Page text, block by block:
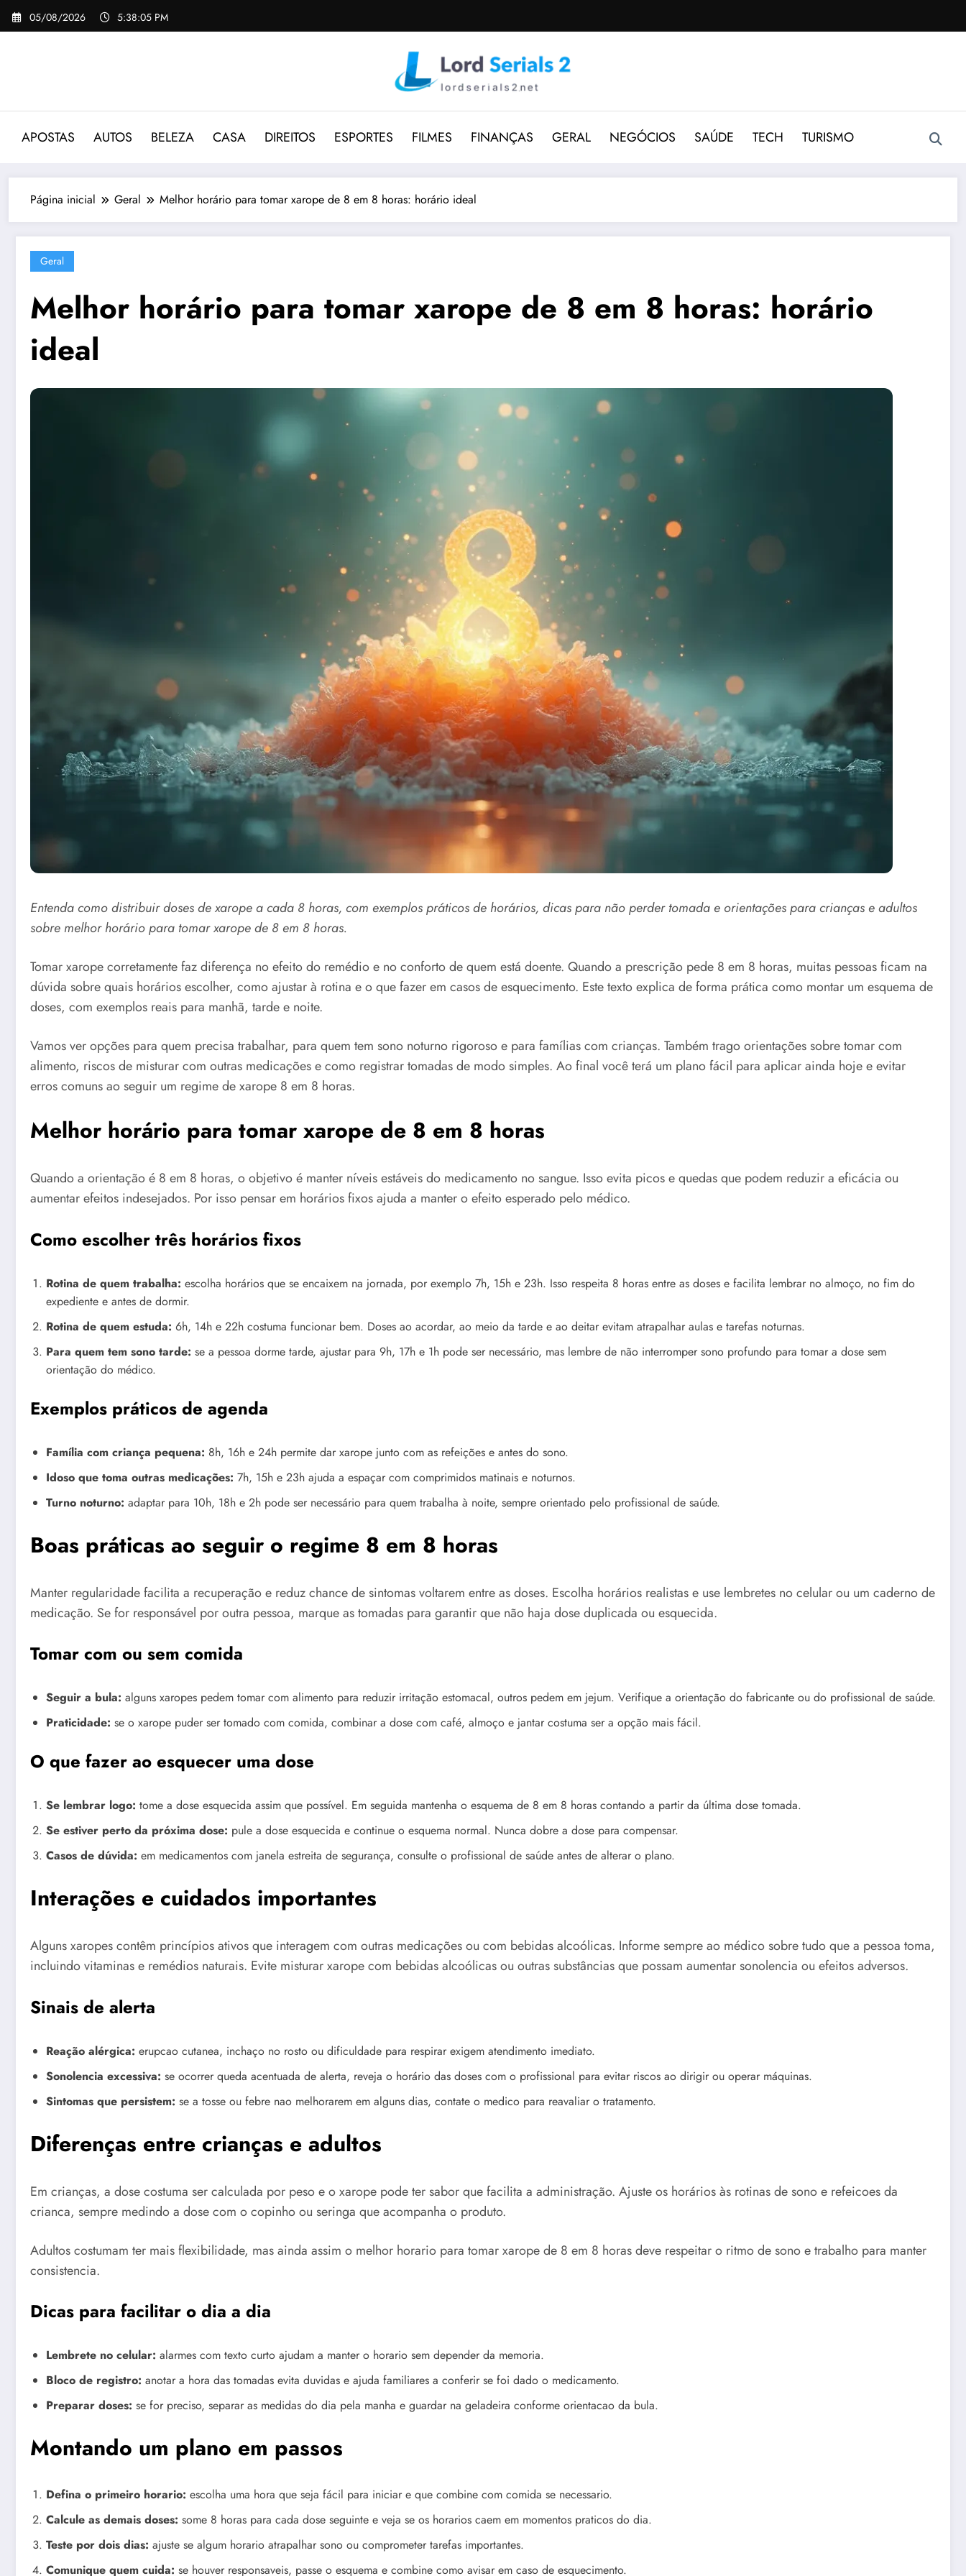
Pular
para
05/08/2026 5:38:06 PM
APOSTAS AUTOS BELEZA CASA DIREITOS ESPORTES FILMES FINANÇAS GERAL NEGÓCIOS SAÚDE TECH TURISMO
Página inicial Geral Melhor horário para tomar xarope de 8 em 8 horas: horário ideal
Geral
Melhor horário para tomar xarope de 8 em 8 horas: horário
ideal
Entenda como distribuir doses de xarope a cada 8 horas, com exemplos práticos de horários, dicas para não perder tomada e orientações para crianças e adultos
sobre melhor horário para tomar xarope de 8 em 8 horas.
Tomar xarope corretamente faz diferença no efeito do remédio e no conforto de quem está doente. Quando a prescrição pede 8 em 8 horas, muitas pessoas ficam na
dúvida sobre quais horários escolher, como ajustar à rotina e o que fazer em casos de esquecimento. Este texto explica de forma prática como montar um esquema de
doses, com exemplos reais para manhã, tarde e noite.
Vamos ver opções para quem precisa trabalhar, para quem tem sono noturno rigoroso e para famílias com crianças. Também trago orientações sobre tomar com
alimento, riscos de misturar com outras medicações e como registrar tomadas de modo simples. Ao final você terá um plano fácil para aplicar ainda hoje e evitar
erros comuns ao seguir um regime de xarope 8 em 8 horas.
Melhor horário para tomar xarope de 8 em 8 horas
Quando a orientação é 8 em 8 horas, o objetivo é manter níveis estáveis do medicamento no sangue. Isso evita picos e quedas que podem reduzir a eficácia ou
aumentar efeitos indesejados. Por isso pensar em horários fixos ajuda a manter o efeito esperado pelo médico.
Como escolher três horários fixos
Rotina de quem trabalha: escolha horários que se encaixem na jornada, por exemplo 7h, 15h e 23h. Isso respeita 8 horas entre as doses e facilita lembrar no almoço, no fim do
expediente e antes de dormir.
Rotina de quem estuda: 6h, 14h e 22h costuma funcionar bem. Doses ao acordar, ao meio da tarde e ao deitar evitam atrapalhar aulas e tarefas noturnas.
Para quem tem sono tarde: se a pessoa dorme tarde, ajustar para 9h, 17h e 1h pode ser necessário, mas lembre de não interromper sono profundo para tomar a dose sem
orientação do médico.
Exemplos práticos de agenda
Família com criança pequena: 8h, 16h e 24h permite dar xarope junto com as refeições e antes do sono.
Idoso que toma outras medicações: 7h, 15h e 23h ajuda a espaçar com comprimidos matinais e noturnos.
Turno noturno: adaptar para 10h, 18h e 2h pode ser necessário para quem trabalha à noite, sempre orientado pelo profissional de saúde.
Boas práticas ao seguir o regime 8 em 8 horas
Manter regularidade facilita a recuperação e reduz chance de sintomas voltarem entre as doses. Escolha horários realistas e use lembretes no celular ou um caderno de
medicação. Se for responsável por outra pessoa, marque as tomadas para garantir que não haja dose duplicada ou esquecida.
Tomar com ou sem comida
Seguir a bula: alguns xaropes pedem tomar com alimento para reduzir irritação estomacal, outros pedem em jejum. Verifique a orientação do fabricante ou do profissional de saúde.
Praticidade: se o xarope puder ser tomado com comida, combinar a dose com café, almoço e jantar costuma ser a opção mais fácil.
O que fazer ao esquecer uma dose
Se lembrar logo: tome a dose esquecida assim que possível. Em seguida mantenha o esquema de 8 em 8 horas contando a partir da última dose tomada.
Se estiver perto da próxima dose: pule a dose esquecida e continue o esquema normal. Nunca dobre a dose para compensar.
Casos de dúvida: em medicamentos com janela estreita de segurança, consulte o profissional de saúde antes de alterar o plano.
Interações e cuidados importantes
Alguns xaropes contêm princípios ativos que interagem com outras medicações ou com bebidas alcoólicas. Informe sempre ao médico sobre tudo que a pessoa toma,
incluindo vitaminas e remédios naturais. Evite misturar xarope com bebidas alcoólicas ou outras substâncias que possam aumentar sonolencia ou efeitos adversos.
Sinais de alerta
Reação alérgica: erupcao cutanea, inchaço no rosto ou dificuldade para respirar exigem atendimento imediato.
Sonolencia excessiva: se ocorrer queda acentuada de alerta, reveja o horário das doses com o profissional para evitar riscos ao dirigir ou operar máquinas.
Sintomas que persistem: se a tosse ou febre nao melhorarem em alguns dias, contate o medico para reavaliar o tratamento.
Diferenças entre crianças e adultos
Em crianças, a dose costuma ser calculada por peso e o xarope pode ter sabor que facilita a administração. Ajuste os horários às rotinas de sono e refeicoes da
crianca, sempre medindo a dose com o copinho ou seringa que acompanha o produto.
Adultos costumam ter mais flexibilidade, mas ainda assim o melhor horario para tomar xarope de 8 em 8 horas deve respeitar o ritmo de sono e trabalho para manter
consistencia.
Dicas para facilitar o dia a dia
Lembrete no celular: alarmes com texto curto ajudam a manter o horario sem depender da memoria.
Bloco de registro: anotar a hora das tomadas evita duvidas e ajuda familiares a conferir se foi dado o medicamento.
Preparar doses: se for preciso, separar as medidas do dia pela manha e guardar na geladeira conforme orientacao da bula.
Montando um plano em passos
Defina o primeiro horario: escolha uma hora que seja fácil para iniciar e que combine com comida se necessario.
Calcule as demais doses: some 8 horas para cada dose seguinte e veja se os horarios caem em momentos praticos do dia.
Teste por dois dias: ajuste se algum horario atrapalhar sono ou comprometer tarefas importantes.
Comunique quem cuida: se houver responsaveis, passe o esquema e combine como avisar em caso de esquecimento.